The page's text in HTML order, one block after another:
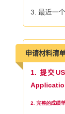
3. 最近一
申请材料清
1. 提交
2. 完整的成绩